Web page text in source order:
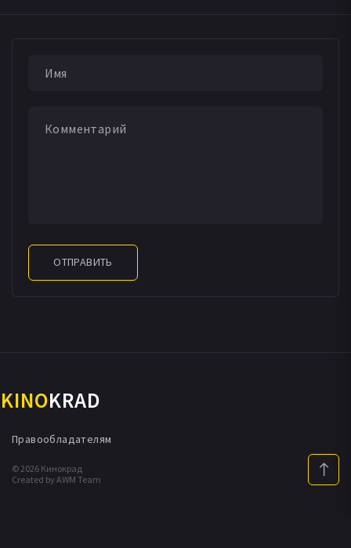
ОТПРАВИТЬ
KINOKRAD
© 2026 Кинокрад
Created by AWM Team
Правообладателям